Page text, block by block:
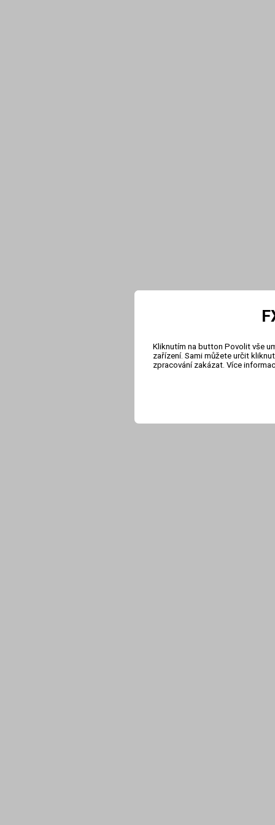
Kliknutím na button Povolit vše
zařízení. Sami můžete určit
zpracování zakázat. Více